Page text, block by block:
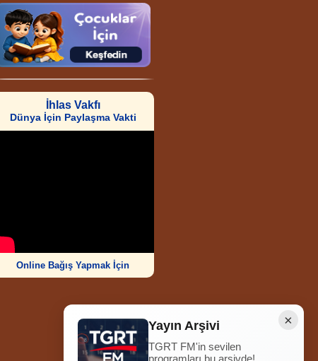
İhlas Vakfı
Dünya İçin Paylaşma Vakti
Online Bağış Yapmak İçin
Ziyaretçi Sayısı
252.009.024
×
Yayın Arşivi
TGRT FM'in sevilen
programları bu arşivde!